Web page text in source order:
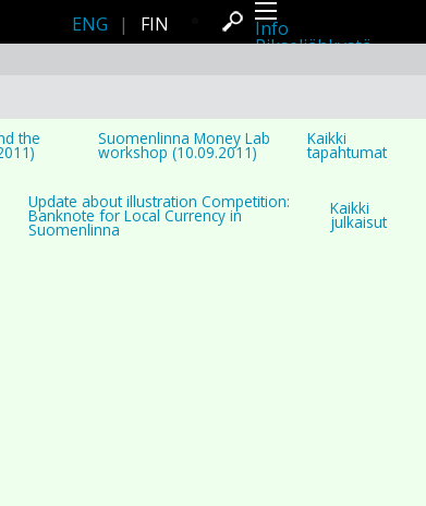
Info
Pikseliähkystä
Tapahtumat
Projektit
Festivaali
Residenssit
Jäsenet
ENG | FIN
the Suomenlinna Money Lab
workshop (10.09.2011)
Kaikki
tapahtumat
Update about illustration Competition:
Banknote for Local Currency in
Suomenlinna
Kaikki
julkaisut